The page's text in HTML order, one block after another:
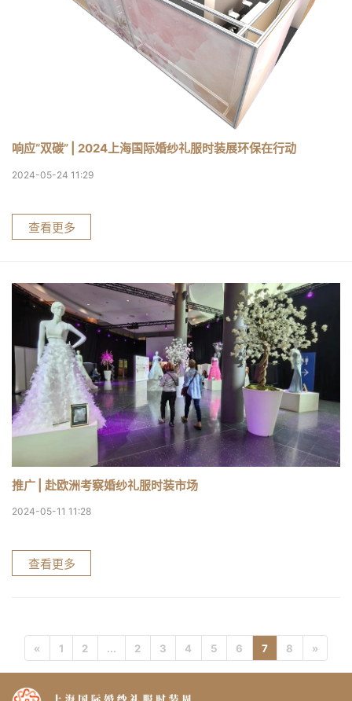
响应“双碳” | 2024上海国际婚纱礼服时装展环保在行动
2024-05-24 11:29
查看更多
推广 | 赴欧洲考察婚纱礼服时装市场
2024-05-11 11:28
查看更多
« 1 2 ... 2 3 4 5 6 7 8 »